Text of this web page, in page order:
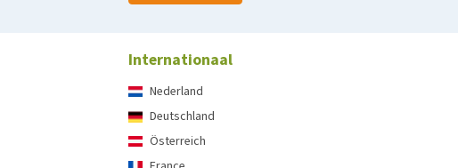
Internationaal
Nederland
Deutschland
Österreich